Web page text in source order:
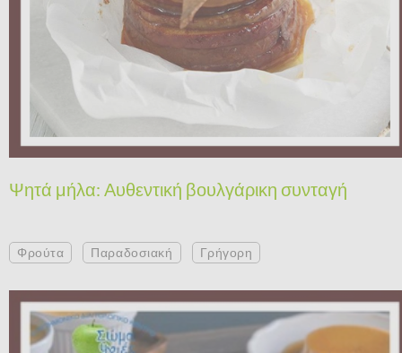
Ψητά μήλα: Αυθεντική βουλγάρικη συνταγή
Φρούτα Παραδοσιακή Γρήγορη